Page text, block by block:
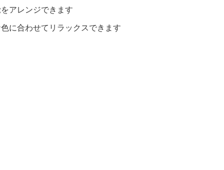
アレンジできます
に合わせてリラックスできます